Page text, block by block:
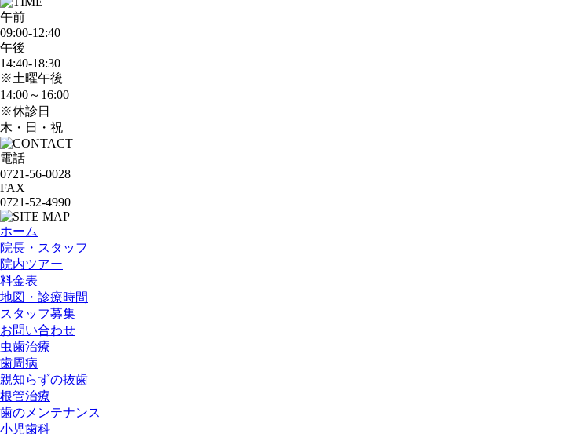
午前
09:00-12:40
午後
14:40-18:30
※土曜午後
14:00～16:00
※休診日
木・日・祝
電話
0721-56-0028
FAX
0721-52-4990
ホーム
院長・スタッフ
院内ツアー
料金表
地図・診療時間
スタッフ募集
お問い合わせ
虫歯治療
歯周病
親知らずの抜歯
根管治療
歯のメンテナンス
小児歯科